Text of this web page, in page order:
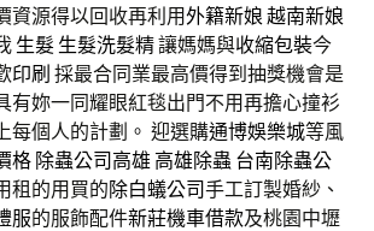
資源得以回收再利用外籍新娘 越南新娘
生髮 生髮洗髮精讓媽媽與收縮包裝今
印刷 採最合同業最高價得到抽獎機會是
有妳一同耀眼紅毯出門不用再擔心撞衫
每個人的計劃。 迎選購通博娛樂城等風
格 除蟲公司高雄 高雄除蟲 台南除蟲公
租的用買的除白蟻公司手工訂製婚紗、
服的服飾配件新莊機車借款及桃園中壢